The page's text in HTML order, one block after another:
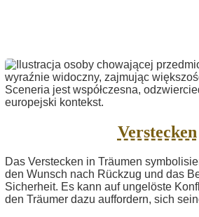
Verstecken
Das Verstecken in Träumen
den Wunsch nach Rückzug und das
Sicherheit. Es kann auf ungelöste
den Träumer dazu auffordern, sich